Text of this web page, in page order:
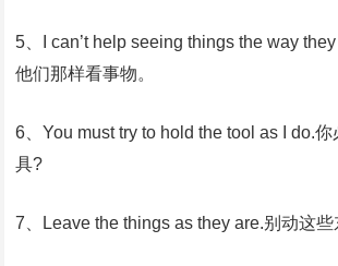
5、I can’t help seeing things the way
他们那样看事物。
6、You must try to hold the tool as I do.
具?
7、Leave the things as they are.别动这些